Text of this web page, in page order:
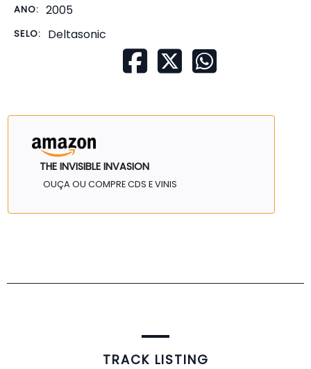
ANO: 2005
SELO: Deltasonic
THE INVISIBLE INVASION
OUÇA OU COMPRE CDS E VINIS
TRACK LISTING